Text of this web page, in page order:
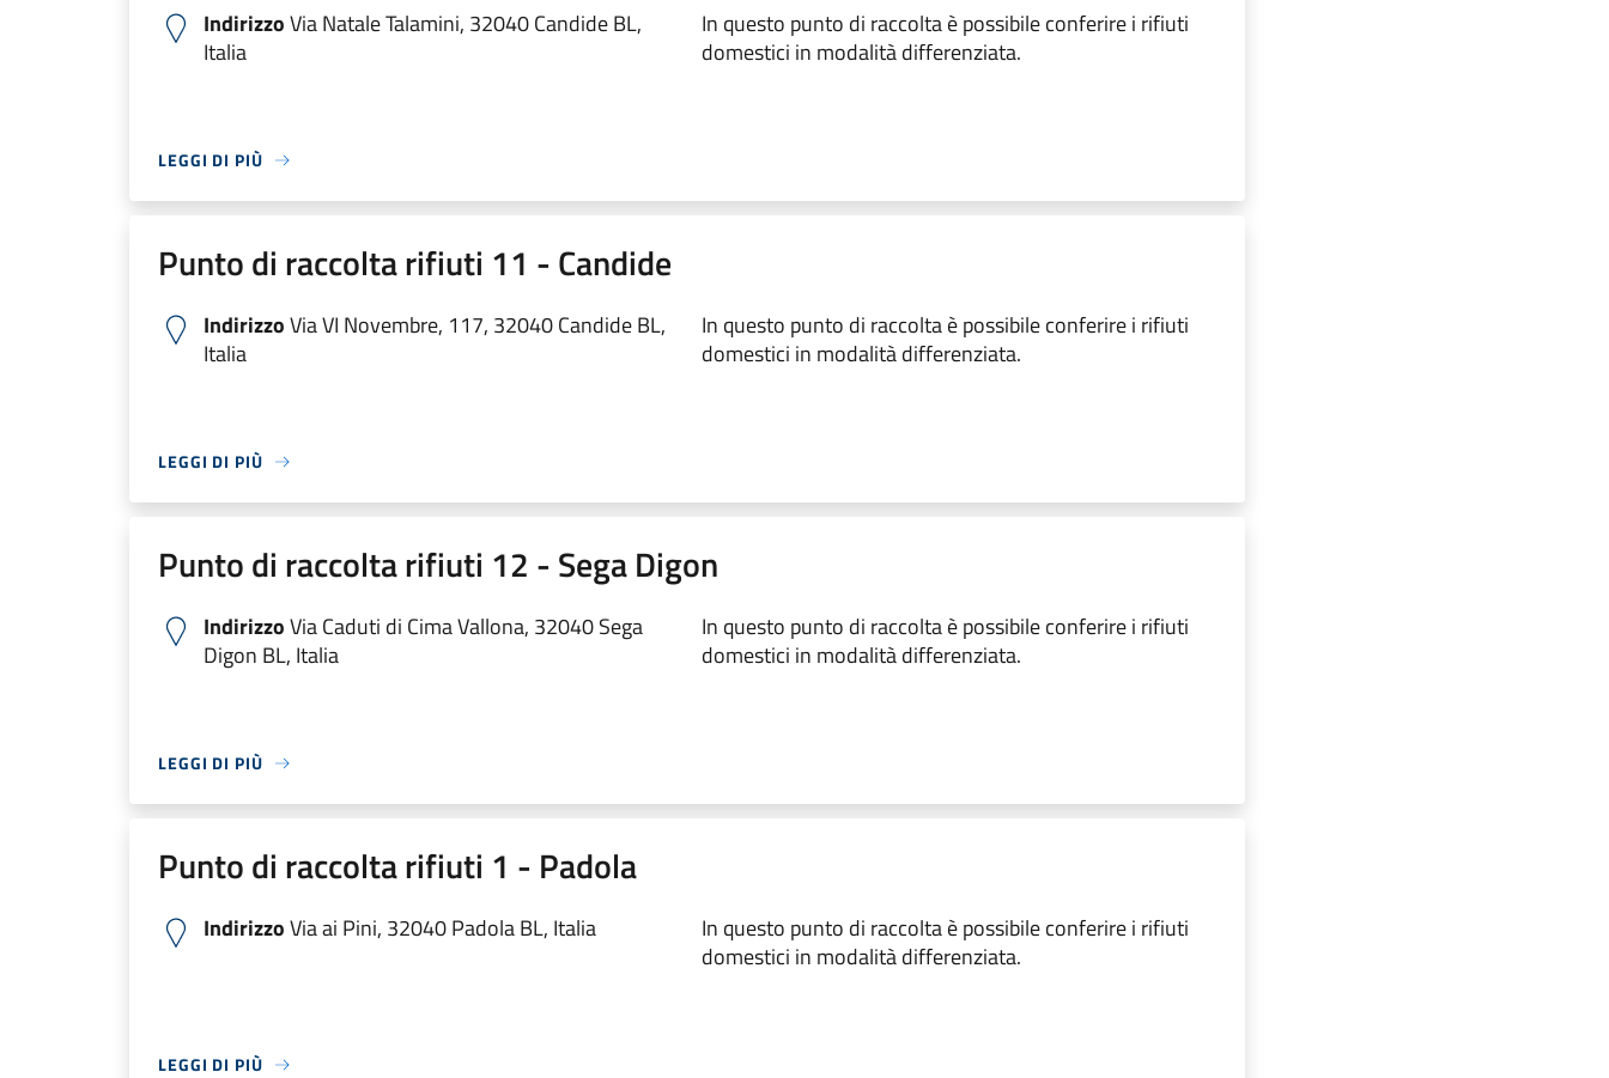
IndirizzoVia Natale Talamini, 32040 Candide BL,
Italia
In questo punto di raccolta è possibile conferire i rifiuti
domestici in modalità differenziata.
LEGGI DI PIÙ
Punto di raccolta rifiuti 11 - Candide
IndirizzoVia VI Novembre, 117, 32040 Candide BL,
Italia
In questo punto di raccolta è possibile conferire i rifiuti
domestici in modalità differenziata.
LEGGI DI PIÙ
Punto di raccolta rifiuti 12 - Sega Digon
IndirizzoVia Caduti di Cima Vallona, 32040 Sega
Digon BL, Italia
In questo punto di raccolta è possibile conferire i rifiuti
domestici in modalità differenziata.
LEGGI DI PIÙ
Punto di raccolta rifiuti 1 - Padola
IndirizzoVia ai Pini, 32040 Padola BL, Italia
In questo punto di raccolta è possibile conferire i rifiuti
domestici in modalità differenziata.
LEGGI DI PIÙ